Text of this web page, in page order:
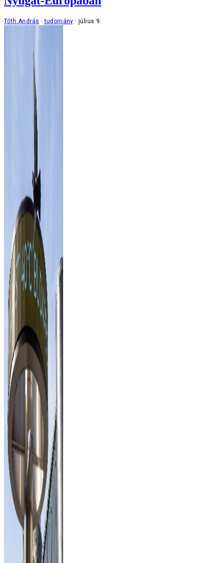
Tóth András tudomány július 9.